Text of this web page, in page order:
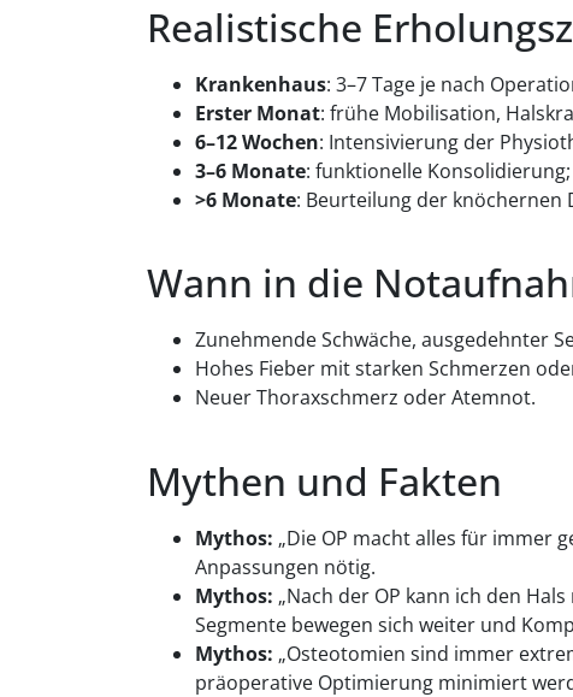
Realistische
Krankenhaus: 3–7 Tage je nach
Erster Monat: frühe Mobilisation,
6–12 Wochen: Intensivierung der
3–6 Monate: funktionelle
>6 Monate: Beurteilung der
Wann in die
Zunehmende Schwäche, ausgedehnter
Hohes Fieber mit starken Schmerzen
Neuer Thoraxschmerz oder Atemnot.
Mythen und Fakten
Mythos: „Die OP macht alles für immer
Anpassungen nötig.
Mythos: „Nach der OP kann ich den
Segmente bewegen sich weiter und
Mythos: „Osteotomien sind immer
präoperative Optimierung minimiert